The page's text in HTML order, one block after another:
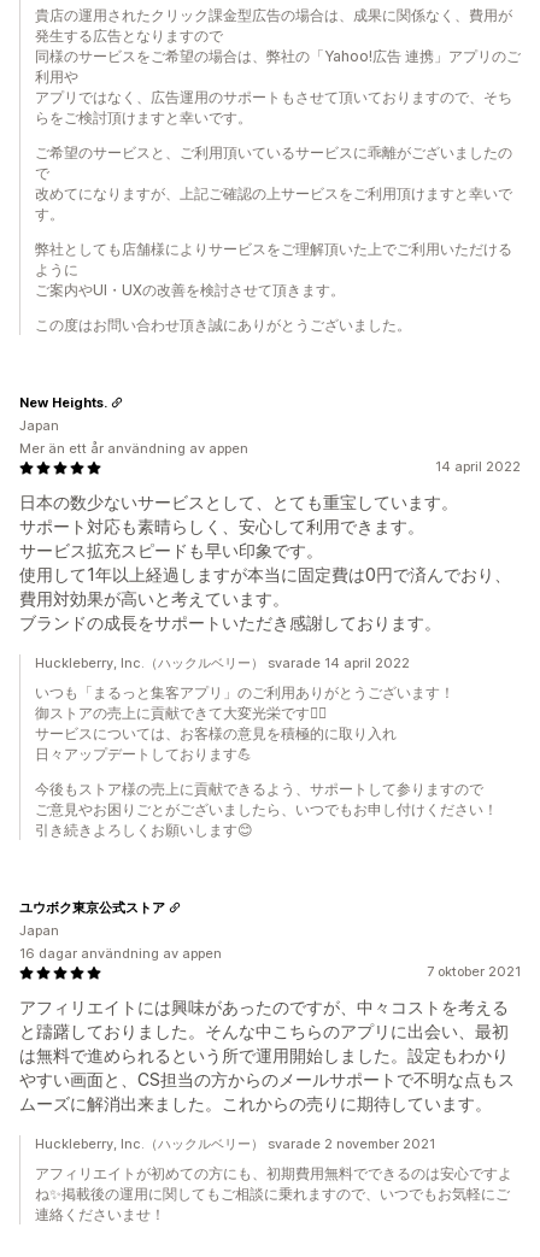
貴店の運用されたクリック課金型広告の場合は、成果に関係なく、費用が
発生する広告となりますので
同様のサービスをご希望の場合は、弊社の「Yahoo!広告 連携」アプリのご
利用や
アプリではなく、広告運用のサポートもさせて頂いておりますので、そち
らをご検討頂けますと幸いです。
ご希望のサービスと、ご利用頂いているサービスに乖離がございましたの
で
改めてになりますが、上記ご確認の上サービスをご利用頂けますと幸いで
す。
弊社としても店舗様によりサービスをご理解頂いた上でご利用いただける
ように
ご案内やUI・UXの改善を検討させて頂きます。
この度はお問い合わせ頂き誠にありがとうございました。
14 april 2022
日本の数少ないサービスとして、とても重宝しています。
サポート対応も素晴らしく、安心して利用できます。
サービス拡充スピードも早い印象です。
使用して1年以上経過しますが本当に固定費は0円で済んでおり、
費用対効果が高いと考えています。
ブランドの成長をサポートいただき感謝しております。
New Heights.
Japan
Mer än ett år användning av appen
Huckleberry, Inc.（ハックルベリー） svarade 14 april 2022
いつも「まるっと集客アプリ」のご利用ありがとうございます！
御ストアの売上に貢献できて大変光栄です🙇‍♀️
サービスについては、お客様の意見を積極的に取り入れ
日々アップデートしております💪
今後もストア様の売上に貢献できるよう、サポートして参りますので
ご意見やお困りごとがございましたら、いつでもお申し付けください！
引き続きよろしくお願いします😊
7 oktober 2021
アフィリエイトには興味があったのですが、中々コストを考える
と躊躇しておりました。そんな中こちらのアプリに出会い、最初
は無料で進められるという所で運用開始しました。設定もわかり
やすい画面と、CS担当の方からのメールサポートで不明な点もス
ムーズに解消出来ました。これからの売りに期待しています。
ユウボク東京公式ストア
Japan
16 dagar användning av appen
Huckleberry, Inc.（ハックルベリー） svarade 2 november 2021
アフィリエイトが初めての方にも、初期費用無料でできるのは安心ですよ
ね✨掲載後の運用に関してもご相談に乗れますので、いつでもお気軽にご
連絡くださいませ！